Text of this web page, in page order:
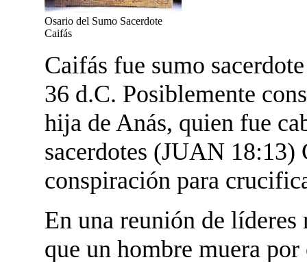
Osario del Sumo Sacerdote
Caifás
Caifás fue sumo
36 d.C. Posiblemente
hija de Anás, quien fue
sacerdotes (JUAN 18:13)
conspiración para
En una reunión de
que un hombre muera